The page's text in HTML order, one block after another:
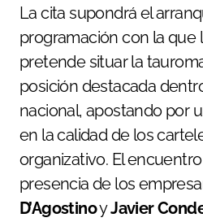
La cita supondrá el
programación con la que
pretende situar la
posición destacada
nacional, apostando por
en la calidad de los
organizativo. El
presencia de los
D’AgostinoyJavier